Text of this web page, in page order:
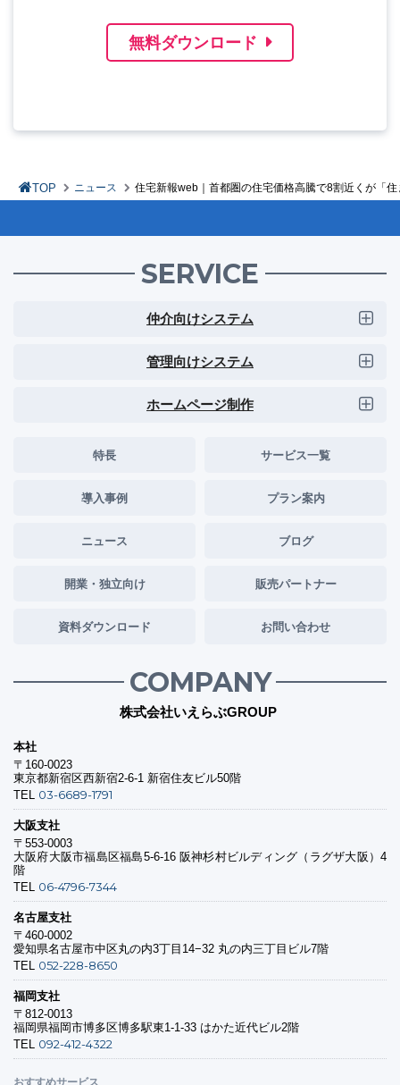
無料ダウンロード
TOP ニュース 住宅新報web｜首都圏の住宅価格高騰で8割近くが「
SERVICE
仲介向けシステム
管理向けシステム
ホームページ制作
特長 サービス一覧
導入事例 プラン案内
ニュース ブログ
開業・独立向け 販売パートナー
資料ダウンロード お問い合わせ
COMPANY
株式会社いえらぶGROUP
本社
〒160-0023
東京都新宿区西新宿2-6-1 新宿住友ビル50階
TEL 03-6689-1791
大阪支社
〒553-0003
大阪府大阪市福島区福島5-6-16 阪神杉村ビルディング（ラグザ大阪）4
階
TEL 06-4796-7344
名古屋支社
〒460-0002
愛知県名古屋市中区丸の内3丁目14−32 丸の内三丁目ビル7階
TEL 052-228-8650
福岡支社
〒812-0013
福岡県福岡市博多区博多駅東1-1-33 はかた近代ビル2階
TEL 092-412-4322
おすすめサービス